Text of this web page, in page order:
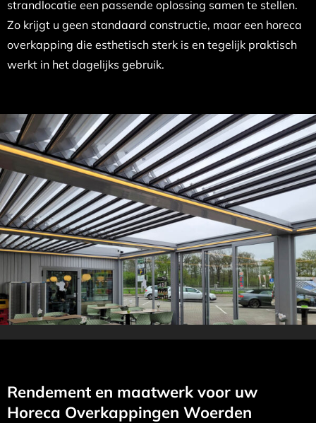
strandlocatie een passende oplossing samen te stellen.
Zo krijgt u geen standaard constructie, maar een horeca
overkapping die esthetisch sterk is en tegelijk praktisch
werkt in het dagelijks gebruik.
Rendement en maatwerk voor uw
Horeca Overkappingen Woerden